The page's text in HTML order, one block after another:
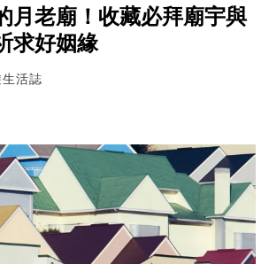
月老廟！收藏必拜廟宇與
求好姻緣
活誌